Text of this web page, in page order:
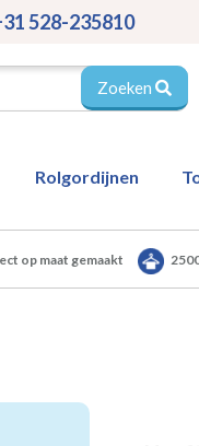
528-235810
Zoeken
Rolgordijnen
op maat gemaakt